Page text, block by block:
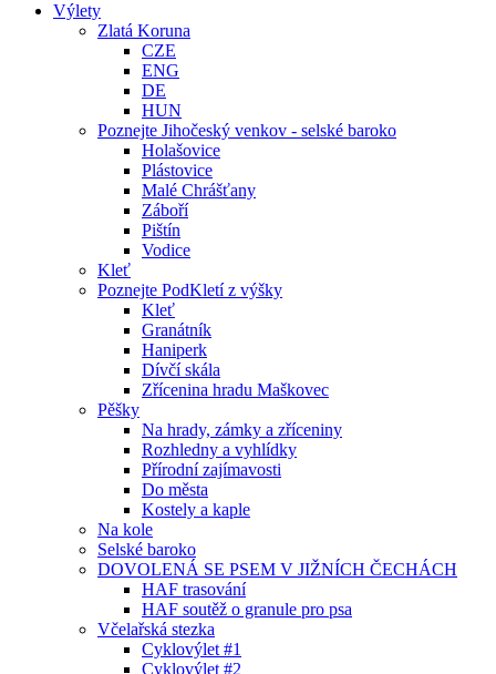
Výlety
Zlatá Koruna
CZE
ENG
DE
HUN
Poznejte Jihočeský venkov - selské baroko
Holašovice
Plástovice
Malé Chrášťany
Záboří
Pištín
Vodice
Kleť
Poznejte PodKletí z výšky
Kleť
Granátník
Haniperk
Dívčí skála
Zřícenina hradu Maškovec
Pěšky
Na hrady, zámky a zříceniny
Rozhledny a vyhlídky
Přírodní zajímavosti
Do města
Kostely a kaple
Na kole
Selské baroko
DOVOLENÁ SE PSEM V JIŽNÍCH ČECHÁCH
HAF trasování
HAF soutěž o granule pro psa
Včelařská stezka
Cyklovýlet #1
Cyklovýlet #2